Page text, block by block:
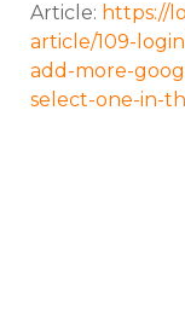
Article: https://
article/109-
add-more-
select-one-in-